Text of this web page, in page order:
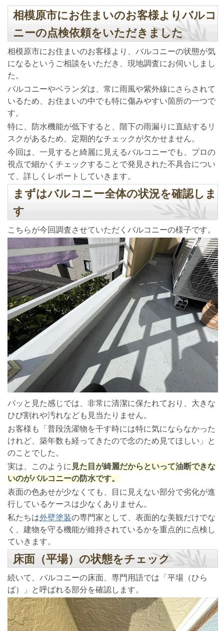
相模原市にお住まいのお客様よりバルコ
ニーの点検依頼をいただきました
相模原市にお住まいのお客様より、バルコニーの状態が気
になるというご相談をいただき、現地調査にお伺いしまし
た。
バルコニーやベランダは、常に雨風や紫外線にさらされて
いるため、お住まいの中でも特に傷みやすい箇所の一つで
す。
特に、防水機能が低下すると、階下の雨漏りに直結するリ
スクがあるため、定期的なチェックが欠かせません。
今回は、一見すると綺麗に見えるバルコニーでも、プロの
視点で細かくチェックすることで発見された不具合につい
て、詳しくレポートしていきます。
まずはバルコニー全体の状況を確認しま
す
こちらが今回調査させていただくバルコニーの様子です。
パッと見た感じでは、非常に清潔に保たれており、大きな
ひび割れや汚れなども見当たりません。
お客様も「普段洗濯物を干す時には特に気にならなかった
けれど、築年数も経ってきたので念のため見てほしい」と
のことでした。
実は、このように 見た目が綺麗だからといって油断できな
いのがバルコニーの防水です。
表面の色あせが少なくても、目に見えない部分で劣化が進
行しているケースは少なくありません。
私たちは外壁塗装の専門家として、表面的な美観だけでな
く、建物を守る機能が維持されているかを重点的に点検し
ていきます。
床面（平場）の状態をチェック
続いて、バルコニーの床面、専門用語では「平場（ひら
ば）」と呼ばれる部分を確認します。